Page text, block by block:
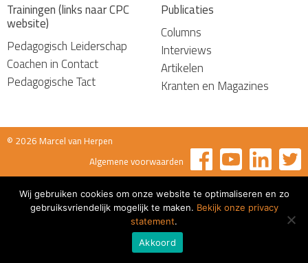
Trainingen (links naar CPC
website)
Pedagogisch Leiderschap
Coachen in Contact
Pedagogische Tact
Publicaties
Columns
Interviews
Artikelen
Kranten en Magazines
© 2026 Marcel van Herpen
Algemene voorwaarden
Wij gebruiken cookies om onze website te optimaliseren en zo
gebruiksvriendelijk mogelijk te maken. Bekijk onze privacy
statement.
Akkoord